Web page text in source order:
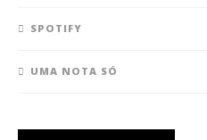
SPOTIFY
UMA NOTA SÓ